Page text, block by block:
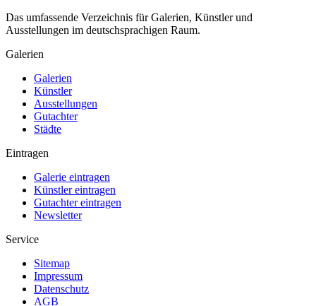
Das umfassende Verzeichnis für Galerien, Künstler und
Ausstellungen im deutschsprachigen Raum.
Galerien
Galerien
Künstler
Ausstellungen
Gutachter
Städte
Eintragen
Galerie eintragen
Künstler eintragen
Gutachter eintragen
Newsletter
Service
Sitemap
Impressum
Datenschutz
AGB